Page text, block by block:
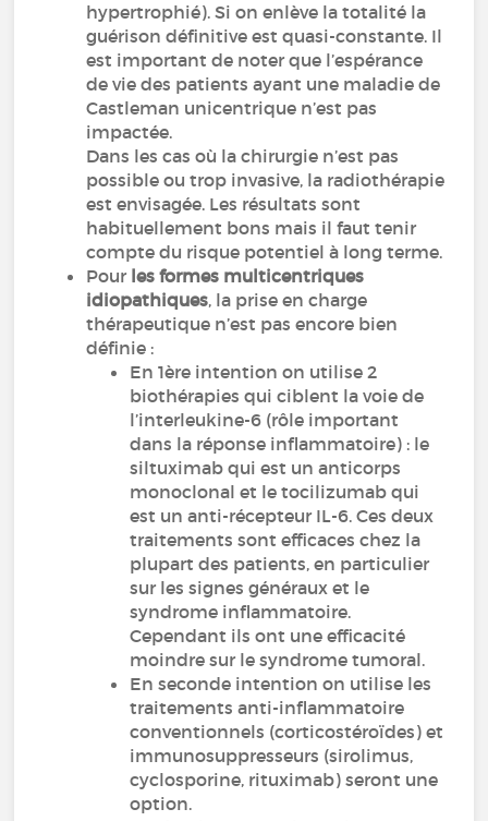
hypertrophié). Si on enlève la totalité la
guérison définitive est quasi-constante. Il
est important de noter que l’espérance
de vie des patients ayant une maladie de
Castleman unicentrique n’est pas
impactée.
Dans les cas où la chirurgie n’est pas
possible ou trop invasive, la radiothérapie
est envisagée. Les résultats sont
habituellement bons mais il faut tenir
compte du risque potentiel à long terme.
Pour les formes multicentriques
idiopathiques, la prise en charge
thérapeutique n’est pas encore bien
définie :
En 1ère intention on utilise 2
biothérapies qui ciblent la voie de
l’interleukine-6 (rôle important
dans la réponse inflammatoire) : le
siltuximab qui est un anticorps
monoclonal et le tocilizumab qui
est un anti-récepteur IL-6. Ces deux
traitements sont efficaces chez la
plupart des patients, en particulier
sur les signes généraux et le
syndrome inflammatoire.
Cependant ils ont une efficacité
moindre sur le syndrome tumoral.
En seconde intention on utilise les
traitements anti-inflammatoire
conventionnels (corticostéroïdes) et
immunosuppresseurs (sirolimus,
cyclosporine, rituximab) seront une
option.